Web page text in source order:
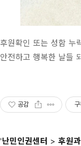
후원확인 또는 성함 누
안전하고 행복한 날들
공감 구
'난민인권센터 > 후원